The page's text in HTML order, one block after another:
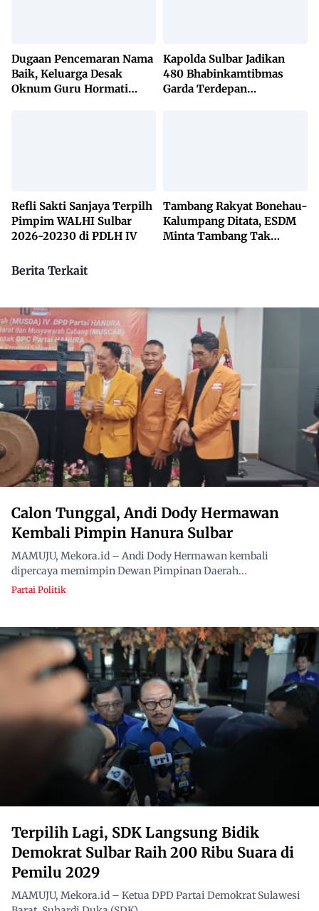
Dugaan Pencemaran Nama
Baik, Keluarga Desak
Oknum Guru Hormati
Kapolda Sulbar Jadikan
480 Bhabinkamtibmas
Garda Terdepan
Refli Sakti Sanjaya Terpilh
Pimpim WALHI Sulbar
2026-20230 di PDLH IV
Tambang Rakyat Bonehau-
Kalumpang Ditata, ESDM
Minta Tambang Tak
Berita Terkait
Calon Tunggal, Andi Dody Hermawan
Kembali Pimpin Hanura Sulbar
MAMUJU, Mekora.id – Andi Dody Hermawan kembali
dipercaya memimpin Dewan Pimpinan Daerah...
Partai Politik
Terpilih Lagi, SDK Langsung Bidik
Demokrat Sulbar Raih 200 Ribu Suara di
Pemilu 2029
MAMUJU, Mekora.id – Ketua DPD Partai Demokrat Sulawesi